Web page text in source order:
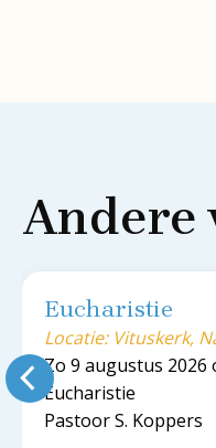
Andere
Eucharistie
Locatie: Vituskerk,
Zo 9 augustus 2026
Eucharistie
Pastoor S. Koppers